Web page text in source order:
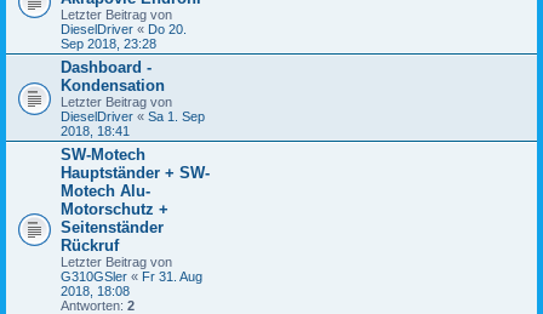
Letzter Beitrag von
DieselDriver « Do 20.
Sep 2018, 23:28
Dashboard -
Kondensation
Letzter Beitrag von
DieselDriver « Sa 1. Sep
2018, 18:41
SW-Motech
Hauptständer + SW-
Motech Alu-
Motorschutz +
Seitenständer
Rückruf
Letzter Beitrag von
G310GSler « Fr 31. Aug
2018, 18:08
Antworten: 2